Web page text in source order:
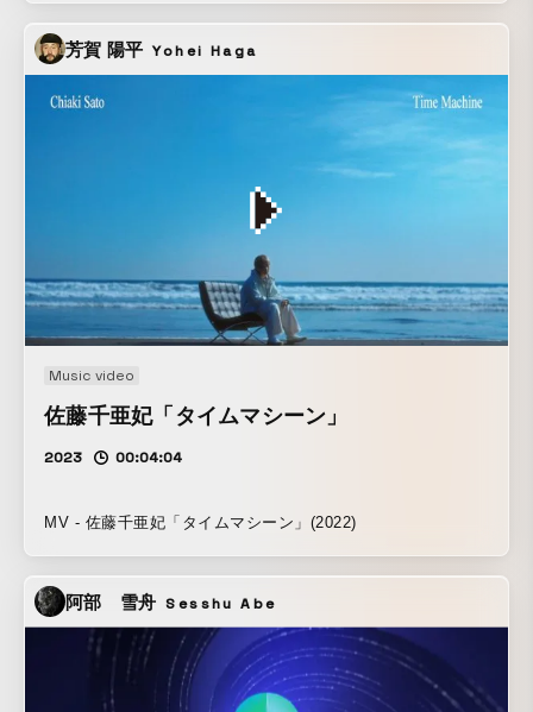
う楽曲のMVを、OTAMIRAMSの白玖ヨしひろが監督。
芳賀 陽平 Yohei Haga
Music video
佐藤千亜妃「タイムマシーン」
2023 00:04:04
MV - 佐藤千亜妃「タイムマシーン」(2022)
阿部 雪舟 Sesshu Abe